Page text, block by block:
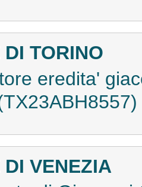
TORINO
eredita'
VENEZIA